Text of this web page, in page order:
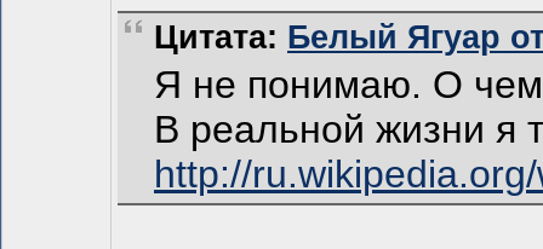
Цитата: Белый Ягуар
Я не понимаю. О
В реальной жизни я
http://